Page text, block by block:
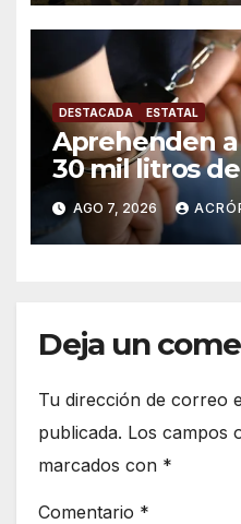
DESTACADA ESTATAL
Aprehenden
30 mil litros
AGO 7, 2026
Deja un
Tu dirección de correo
publicada. Los campos
marcados con *
Comentario *